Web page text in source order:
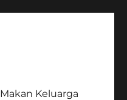
Makan Keluarga